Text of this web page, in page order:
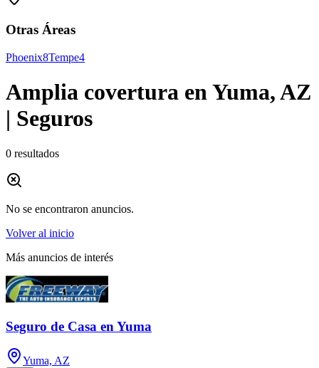
Otras Áreas
Phoenix8Tempe4
Amplia covertura en Yuma, AZ
| Seguros
0 resultados
No se encontraron anuncios.
Volver al inicio
Más anuncios de interés
Seguro de Casa en Yuma
Yuma, AZ